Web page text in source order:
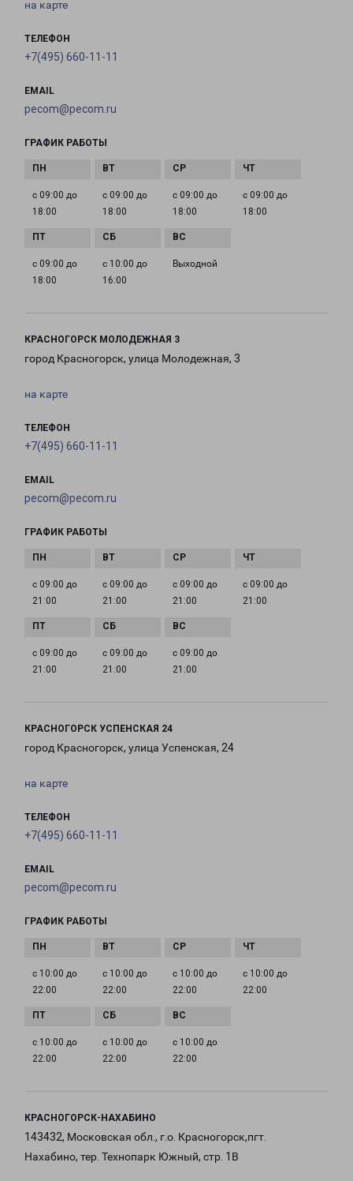
на карте
ТЕЛЕФОН
+7(495) 660-11-11
EMAIL
pecom@pecom.ru
ГРАФИК РАБОТЫ
с 09:00 до
18:00
с 09:00 до
18:00
с 09:00 до
18:00
с 09:00 до
18:00
с 09:00 до
18:00
с 10:00 до
16:00
Выходной
КРАСНОГОРСК МОЛОДЕЖНАЯ 3
город Красногорск, улица Молодежная, 3
на карте
ТЕЛЕФОН
+7(495) 660-11-11
EMAIL
pecom@pecom.ru
ГРАФИК РАБОТЫ
с 09:00 до
21:00
с 09:00 до
21:00
с 09:00 до
21:00
с 09:00 до
21:00
с 09:00 до
21:00
с 09:00 до
21:00
с 09:00 до
21:00
КРАСНОГОРСК УСПЕНСКАЯ 24
город Красногорск, улица Успенская, 24
на карте
ТЕЛЕФОН
+7(495) 660-11-11
EMAIL
pecom@pecom.ru
ГРАФИК РАБОТЫ
с 10:00 до
22:00
с 10:00 до
22:00
с 10:00 до
22:00
с 10:00 до
22:00
с 10:00 до
22:00
с 10:00 до
22:00
с 10:00 до
22:00
КРАСНОГОРСК-НАХАБИНО
143432, Московская обл., г.о. Красногорск,пгт.
Нахабино, тер. Технопарк Южный, стр. 1В